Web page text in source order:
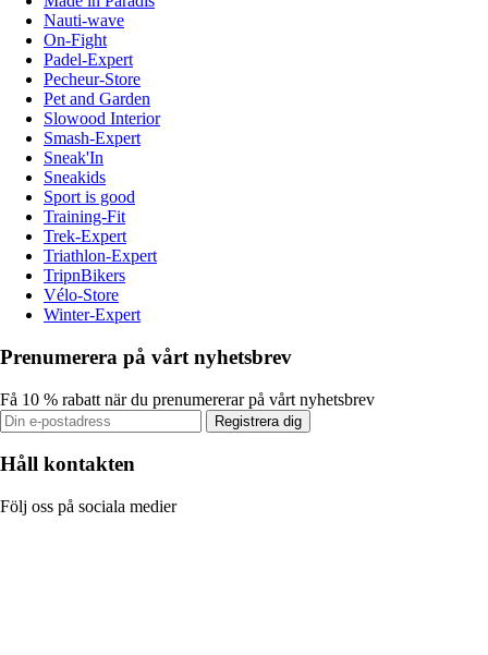
Nauti-wave
On-Fight
Padel-Expert
Pecheur-Store
Pet and Garden
Slowood Interior
Smash-Expert
Sneak'In
Sneakids
Sport is good
Training-Fit
Trek-Expert
Triathlon-Expert
TripnBikers
Vélo-Store
Winter-Expert
Prenumerera på vårt nyhetsbrev
Få 10 % rabatt när du prenumererar på vårt nyhetsbrev
Registrera dig
Håll kontakten
Följ oss på sociala medier